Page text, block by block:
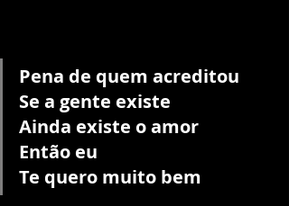
Pena de quem acreditou
Se a gente existe
Ainda existe o amor
Então eu
Te quero muito bem